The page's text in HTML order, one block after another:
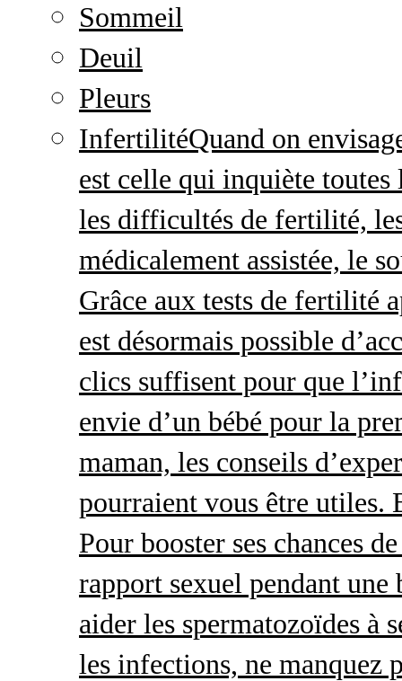
Sommeil
Deuil
Pleurs
InfertilitéQuand on
est celle qui inquiète
les difficultés de fertilité,
médicalement assistée, le
Grâce aux tests de fertilité
est désormais possible
clics suffisent pour que
envie d’un bébé pour la
maman, les conseils
pourraient vous être utiles.
Pour booster ses chances
rapport sexuel pendant
aider les spermatozoïdes à
les infections, ne manquez